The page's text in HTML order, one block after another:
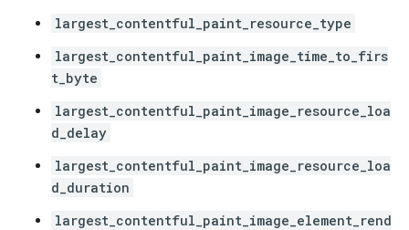
largest_contentful_paint_resource_type
largest_contentful_paint_image_time_to_firs
t_byte
largest_contentful_paint_image_resource_loa
d_delay
largest_contentful_paint_image_resource_loa
d_duration
largest_contentful_paint_image_element_rend